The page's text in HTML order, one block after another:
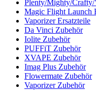
Plenty/Mighty/Crafty/
Magic Flight Launch
Vaporizer Ersatzteile
Da Vinci Zubehör
Iolite Zubehör
PUFFiT Zubehör
XVAPE Zubehör
Imag Plus Zubehör
Flowermate Zubehör
Vaporizer Zubehör